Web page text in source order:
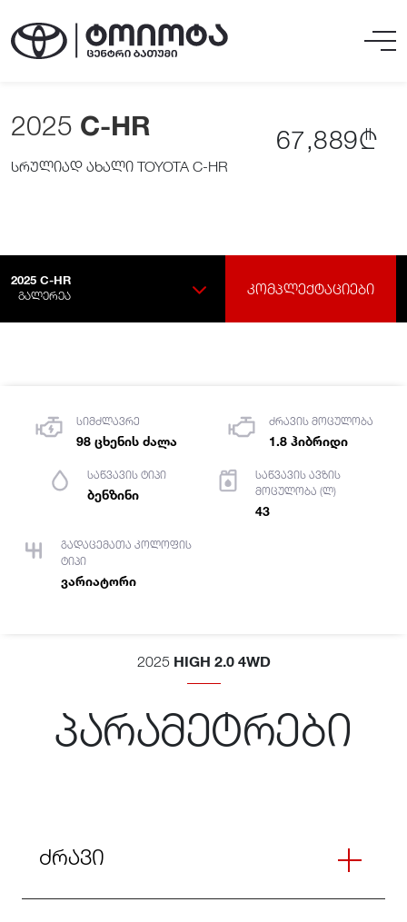
2025 C-HR
სრულიად ახალი TOYOTA C-HR
67,889₾
2025 C-HR
ᲒᲐᲚᲔᲠᲔᲐ
ᲙᲝᲛᲞᲚᲔᲥᲢᲐᲪᲘᲔᲑᲘ
სიმძლავრე
98 ცხენის ძალა
ძრავის მოცულობა
1.8 ჰიბრიდი
საწვავის ტიპი
ბენზინი
საწვავის ავზის
მოცულობა (ლ)
43
გადაცემათა კოლოფის
ტიპი
ვარიატორი
2025 HIGH 2.0 4WD
პარამეტრები
ძრავი